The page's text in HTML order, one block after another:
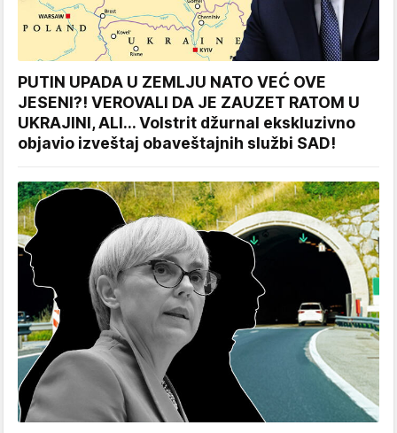
PUTIN UPADA U ZEMLJU NATO VEĆ OVE
JESENI?! VEROVALI DA JE ZAUZET RATOM U
UKRAJINI, ALI... Volstrit džurnal ekskluzivno
objavio izveštaj obaveštajnih službi SAD!